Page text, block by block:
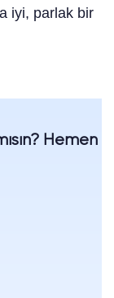
iyi, parlak bir
Hemen